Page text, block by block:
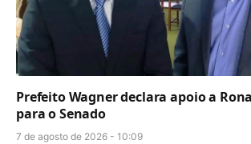
Prefeito Wagner declara apoio a
para o Senado
7 de agosto de 2026 - 10:09